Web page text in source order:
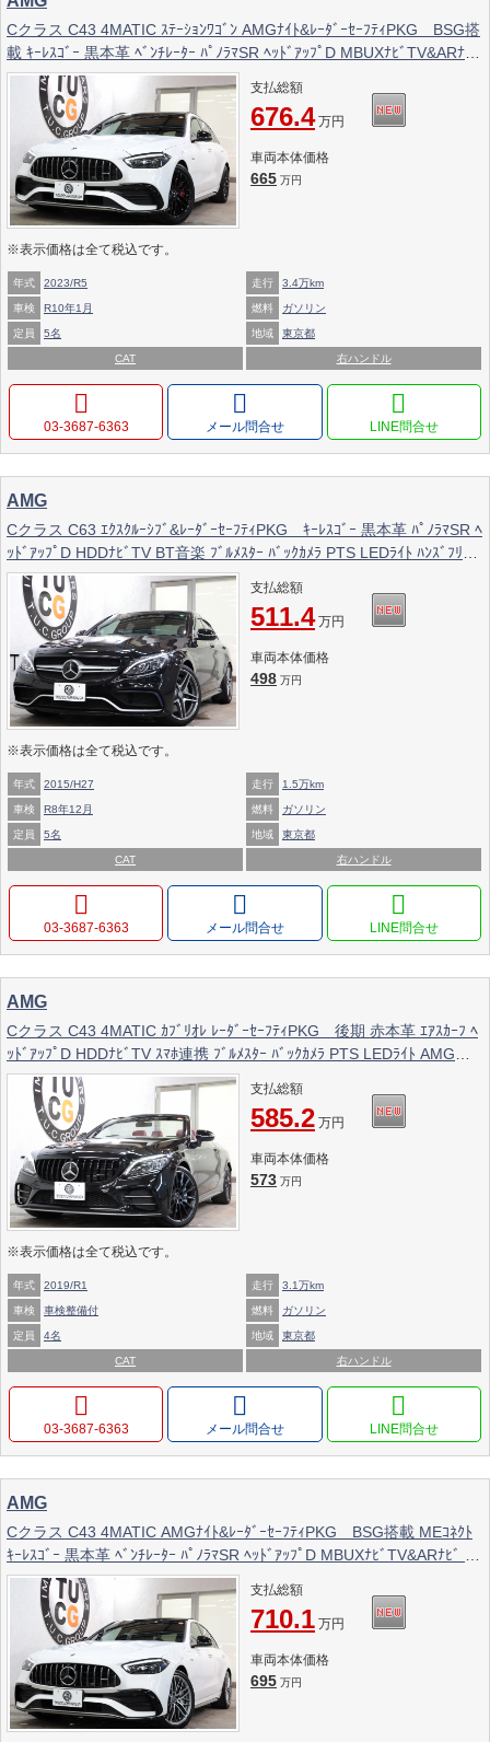
Cクラス C43 4MATIC ｽﾃｰｼｮﾝﾜｺﾞﾝ AMGﾅｲﾄ&ﾚｰﾀﾞｰｾｰﾌﾃｨPKG BSG搭
載 ｷｰﾚｽｺﾞｰ 黒本革 ﾍﾞﾝﾁﾚｰﾀｰ ﾊﾟﾉﾗﾏSR ﾍｯﾄﾞｱｯﾌﾟD MBUXﾅﾋﾞTV&ARﾅﾋﾞ
ｽﾏﾎ連携 ﾌﾞﾙﾒｽﾀｰ 360ｶﾒﾗ PTS LEDﾗｲﾄ 自動Rｹﾞｰﾄ AMG専用装備&ﾁｭｰﾆ
ﾝｸﾞ 9AT ﾘｱｱｸｽﾙｽﾃｱ 2年保証
支払総額
676.4 万円
車両本体価格
665 万円
※表示価格は全て税込です。
年式 2023/R5 走行 3.4万km
車検 R10年1月 燃料 ガソリン
定員 5名 地域 東京都
CAT 右ハンドル
03-3687-6363 メール問合せ
AMG
Cクラス C63 ｴｸｽｸﾙｰｼﾌﾞ&ﾚｰﾀﾞｰｾｰﾌﾃｨPKG ｷｰﾚｽｺﾞｰ 黒本革 ﾊﾟﾉﾗﾏSR ﾍ
ｯﾄﾞｱｯﾌﾟD HDDﾅﾋﾞTV BT音楽 ﾌﾞﾙﾒｽﾀｰ ﾊﾞｯｸｶﾒﾗ PTS LEDﾗｲﾄ ﾊﾝｽﾞﾌﾘｰA
AMG専用装備&ﾁｭｰﾆﾝｸﾞﾀﾞｲﾅﾐｯｸｾﾚｸﾄ 2年保証
支払総額
511.4 万円
車両本体価格
498 万円
※表示価格は全て税込です。
年式 2015/H27 走行 1.5万km
車検 R8年12月 燃料 ガソリン
定員 5名 地域 東京都
CAT 右ハンドル
03-3687-6363 メール問合せ
AMG
Cクラス C43 4MATIC ｶﾌﾞﾘｵﾚ ﾚｰﾀﾞｰｾｰﾌﾃｨPKG 後期 赤本革 ｴｱｽｶｰﾌ ﾍ
ｯﾄﾞｱｯﾌﾟD HDDﾅﾋﾞTV ｽﾏﾎ連携 ﾌﾞﾙﾒｽﾀｰ ﾊﾞｯｸｶﾒﾗ PTS LEDﾗｲﾄ AMG専
用装備&ﾁｭｰﾆﾝｸﾞﾀﾞｲﾅﾐｯｸｾﾚｸﾄ ﾊﾟﾅﾒﾘｶｰﾅｸﾞﾘﾙ 赤幌 9AT 2年保証
支払総額
585.2 万円
車両本体価格
573 万円
※表示価格は全て税込です。
年式 2019/R1 走行 3.1万km
車検 車検整備付 燃料 ガソリン
定員 4名 地域 東京都
CAT 右ハンドル
03-3687-6363 メール問合せ
AMG
Cクラス C43 4MATIC AMGﾅｲﾄ&ﾚｰﾀﾞｰｾｰﾌﾃｨPKG BSG搭載 MEｺﾈｸﾄ
ｷｰﾚｽｺﾞｰ 黒本革 ﾍﾞﾝﾁﾚｰﾀｰ ﾊﾟﾉﾗﾏSR ﾍｯﾄﾞｱｯﾌﾟD MBUXﾅﾋﾞTV&ARﾅﾋﾞ ｽﾏ
ﾎ連携 ﾌﾞﾙﾒｽﾀｰ 360ｶﾒﾗ PTS LEDﾗｲﾄ 自動ﾄﾗﾝｸ AMG専用装備&ﾁｭｰﾆﾝｸﾞ
9AT 2年保証
支払総額
710.1 万円
車両本体価格
695 万円